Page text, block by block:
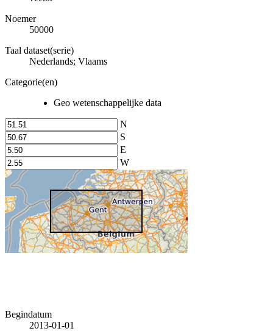
Noemer
50000
Taal dataset(serie)
Nederlands; Vlaams
Categorie(en)
Geo wetenschappelijke data
N
S
E
W
Begindatum
2013-01-01